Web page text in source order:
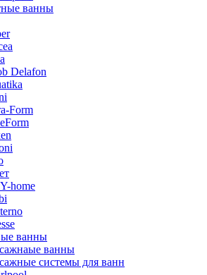
ванны
Delafon
Form
home
ванны
ванны
системы для ванн